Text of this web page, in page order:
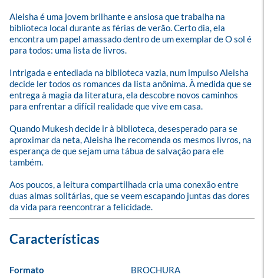
Aleisha é uma jovem brilhante e ansiosa que trabalha na
biblioteca local durante as férias de verão. Certo dia, ela
encontra um papel amassado dentro de um exemplar de O sol é
para todos: uma lista de livros.
Intrigada e entediada na biblioteca vazia, num impulso Aleisha
decide ler todos os romances da lista anônima. À medida que se
entrega à magia da literatura, ela descobre novos caminhos
para enfrentar a difícil realidade que vive em casa.
Quando Mukesh decide ir à biblioteca, desesperado para se
aproximar da neta, Aleisha lhe recomenda os mesmos livros, na
esperança de que sejam uma tábua de salvação para ele
também.
Aos poucos, a leitura compartilhada cria uma conexão entre
duas almas solitárias, que se veem escapando juntas das dores
da vida para reencontrar a felicidade.
Formato
BROCHURA